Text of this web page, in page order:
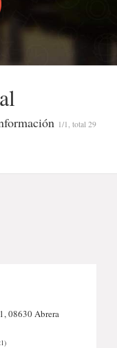
1/1, total 29
08630 Abrera